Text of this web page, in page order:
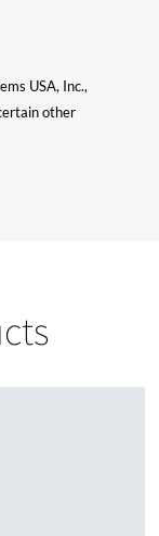
USA, Inc.,
other